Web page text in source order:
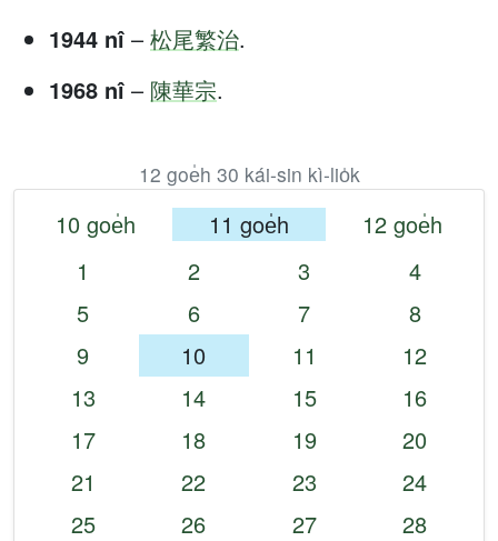
1944 nî – 松尾繁治.
1968 nî – 陳華宗.
12 goe̍h 30 kái-sin kì-lio̍k
10 goe̍h 11 goe̍h
12 goe̍h
1
2 3
4
5
6 7
8
9
10 11
12
13
14 15
16
17
18 19
20
21
22 23
24
25
26 27
28